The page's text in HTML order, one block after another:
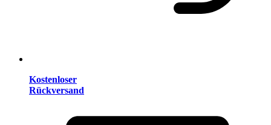
Kostenloser
Rückversand